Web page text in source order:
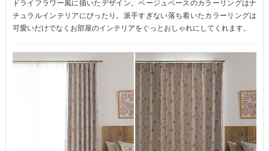
ドライフラワー風に描いたデザイン。ベージュベースのカラーリングはナ
チュラルインテリアにぴったり。派手すぎない落ち着いたカラーリングは
可愛いだけでなくお部屋のインテリアをぐっとおしゃれにしてくれます。